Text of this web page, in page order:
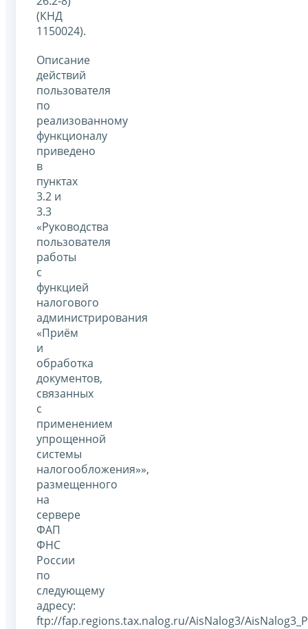
(КНД
1150024).
Описание
действий
пользователя
по
реализованному
функционалу
приведено
в
пунктах
3.2 и
3.3
«Руководства
пользователя
работы
с
функцией
налогового
администрирования
«Приём
и
обработка
документов,
связанных
с
применением
упрощенной
системы
налогообложения»»,
размещенного
на
сервере
ФАП
ФНС
России
по
следующему
адресу:
ftp://fap.regions.tax.nalog.ru/AisNalog3/